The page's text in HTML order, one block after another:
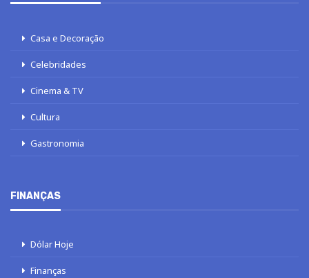
Casa e Decoração
Celebridades
Cinema & TV
Cultura
Gastronomia
FINANÇAS
Dólar Hoje
Finanças